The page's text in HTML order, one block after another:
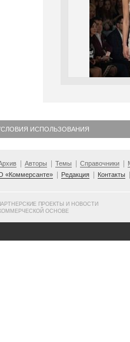
ИСПОЛЬЗОВАНИЯ
Авторы Темы Справочники
«Коммерсанте»
Редакция Контакты
ПРОЕКТЫ И НОВОСТИ
ОСНОВЕ